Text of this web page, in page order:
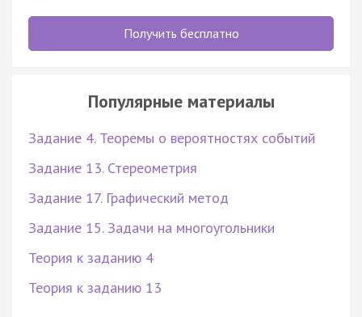
Получить бесплатно
Популярные материалы
Задание 4. Теоремы о вероятностях событий
Задание 13. Стереометрия
Задание 17. Графический метод
Задание 15. Задачи на многоугольники
Теория к заданию 4
Теория к заданию 13